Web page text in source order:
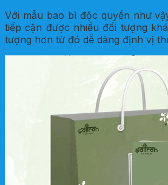
Với mẫu bao bì độc quyền như
tiếp cận được nhiều đối tượng
tượng hơn từ đó dễ dàng định vị